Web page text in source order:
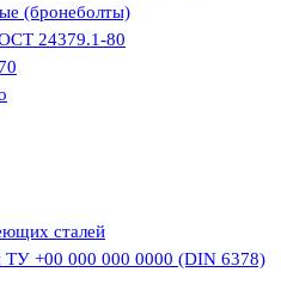
(бронеболты)
24379.1-80
сталей
ТУ +00 000 000 0000 (DIN 6378)